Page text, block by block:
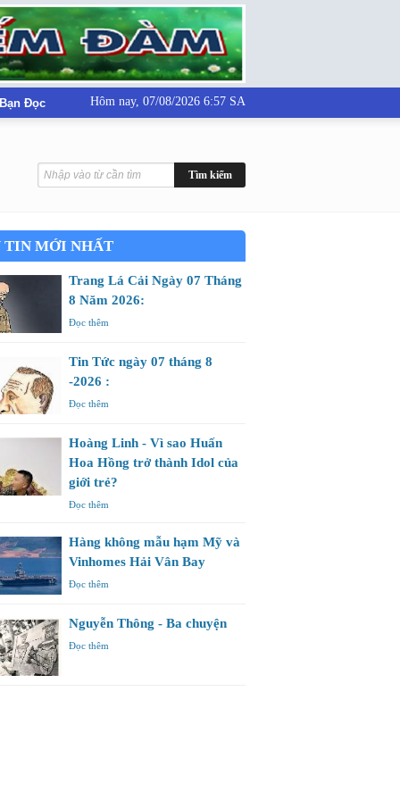
Đọc Hôm nay, 07/08/2026 6:57 SA
TIN MỚI NHẤT
Trang Lá Cải Ngày 07 Tháng
8 Năm 2026:
Đọc thêm
Tin Tức ngày 07 tháng 8
-2026 :
Đọc thêm
Hoàng Linh - Vì sao Huấn
Hoa Hồng trở thành Idol của
giới trẻ?
Đọc thêm
Hàng không mẫu hạm Mỹ và
Vinhomes Hải Vân Bay
Đọc thêm
Nguyễn Thông - Ba chuyện
Đọc thêm